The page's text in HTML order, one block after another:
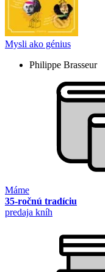
Mysli ako génius
Philippe Brasseur
Máme
35-ročnú tradíciu
predaja kníh